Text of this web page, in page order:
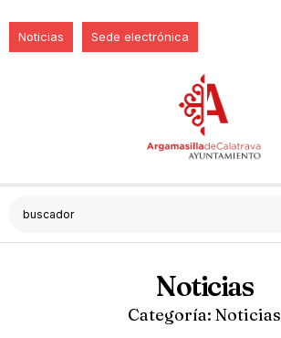
Noticias Sede electrónica
Noticias
Categoría: Noticias